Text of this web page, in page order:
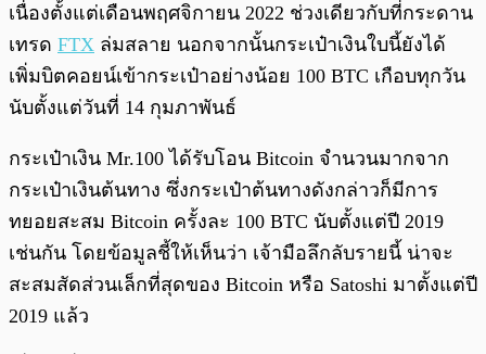
เนื่องตั้งแต่เดือนพฤศจิกายน 2022 ช่วงเดียวกับที่กระดาน
เทรด FTX ล่มสลาย นอกจากนั้นกระเป๋าเงินใบนี้ยังได้
เพิ่มบิตคอยน์เข้ากระเป๋าอย่างน้อย 100 BTC เกือบทุกวัน
นับตั้งแต่วันที่ 14 กุมภาพันธ์
กระเป๋าเงิน Mr.100 ได้รับโอน Bitcoin จำนวนมากจาก
กระเป๋าเงินต้นทาง ซึ่งกระเป๋าต้นทางดังกล่าวก็มีการ
ทยอยสะสม Bitcoin ครั้งละ 100 BTC นับตั้งแต่ปี 2019
เช่นกัน โดยข้อมูลชี้ให้เห็นว่า เจ้ามือลึกลับรายนี้ น่าจะ
สะสมสัดส่วนเล็กที่สุดของ Bitcoin หรือ Satoshi มาตั้งแต่ปี
2019 แล้ว